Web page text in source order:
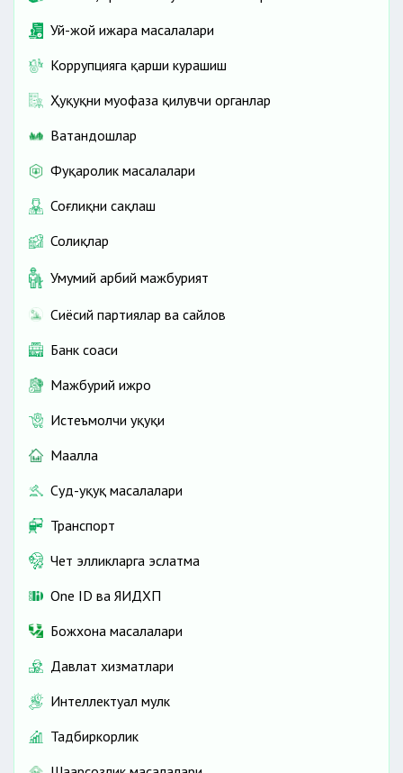
Уй-жой ижара масалалари
Коррупцияга қарши курашиш
Ҳуқуқни муҳофаза қилувчи органлар
Ватандошлар
Фуқаролик масалалари
Соғлиқни сақлаш
Солиқлар
Умумий ҳарбий мажбурият
Сиёсий партиялар ва сайлов
Банк соҳаси
Мажбурий ижро
Истеъмолчи ҳуқуқи
Маҳалла
Суд-ҳуқуқ масалалари
Транспорт
Чет элликларга эслатма
One ID ва ЯИДХП
Божхона масалалари
Давлат хизматлари
Интеллектуал мулк
Тадбиркорлик